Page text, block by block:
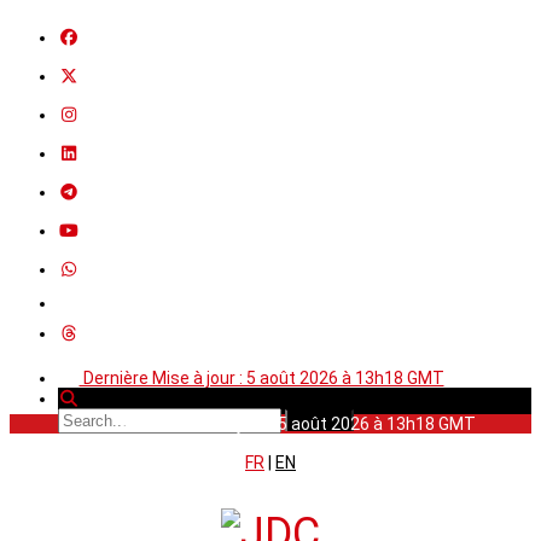
Dernière Mise à jour : 5 août 2026 à 13h18 GMT
Dernière Mise à jour : 5 août 2026 à 13h18 GMT
FR
EN